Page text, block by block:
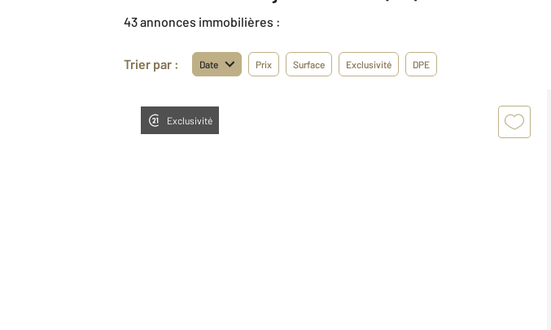
43 annonces immobilières :
Trier par : Date Prix Surface Exclusivité DPE
Exclusivité